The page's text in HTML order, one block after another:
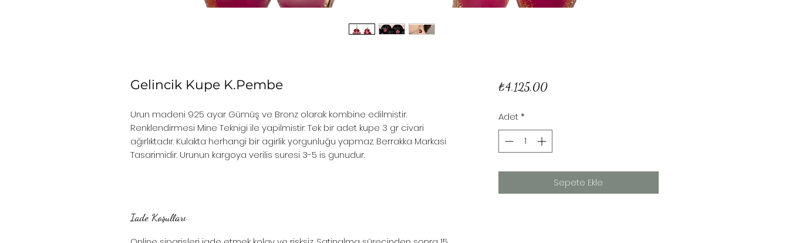
Gelincik Kupe K.Pembe
Urun madeni 925 ayar Gümüş ve Bronz olarak kombine edilmistir.
Renklendirmesi Mine Teknigi ile yapilmistir. Tek bir adet kupe 3 gr civari
ağırlıktadır. Kulakta herhangi bir agirlik yorgunluğu yapmaz. Berrakka Markasi
Tasarimidir. Urunun kargoya verilis suresi 3-5 is gunudur.
Iade Koşulları
₺4.125,00Fiyat
Adet *
Sepete Ekle